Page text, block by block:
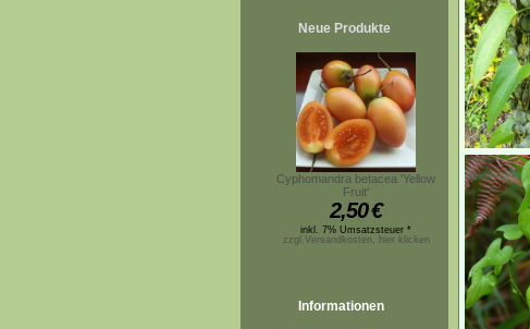
Neue Produkte
Cyphomandra betacea 'Yellow
Fruit'
2,50€
inkl. 7% Umsatzsteuer *
zzgl.Versandkosten, hier klicken
Informationen